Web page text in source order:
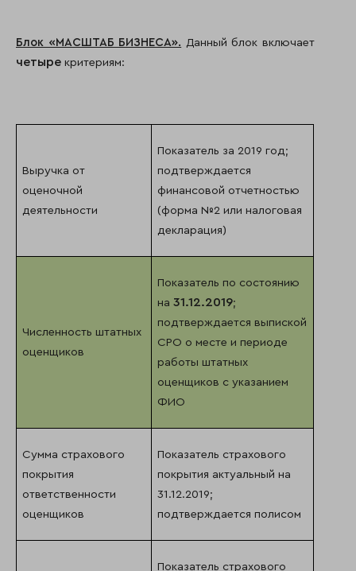
Блок «МАСШТАБ БИЗНЕСА». Данный блок включает
четыре критериям:
Выручка от
оценочной
деятельности
Показатель за 2019 год;
подтверждается
финансовой отчетностью
(форма №2 или налоговая
декларация)
Численность штатных
оценщиков
Показатель по состоянию
на31.12.2019;
подтверждается выпиской
СРО о месте и периоде
работы штатных
оценщиков с указанием
ФИО
Сумма страхового
покрытия
ответственности
оценщиков
Показатель страхового
покрытия актуальный на
31.12.2019;
подтверждается полисом
Показатель страхового